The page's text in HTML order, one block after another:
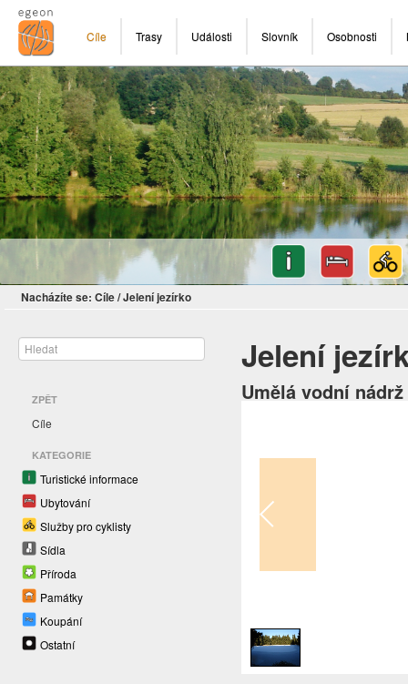
Cíle Trasy Události Slovník Osobnosti
Nacházíte se: Cíle/Jelení jezírko
ZPĚT
Cíle
KATEGORIE
Turistické informace
Ubytování
Služby pro cyklisty
Sídla
Příroda
Památky
Koupání
Ostatní
Jelení
Umělá vodní